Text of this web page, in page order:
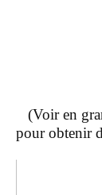
(Voir en
pour obtenir